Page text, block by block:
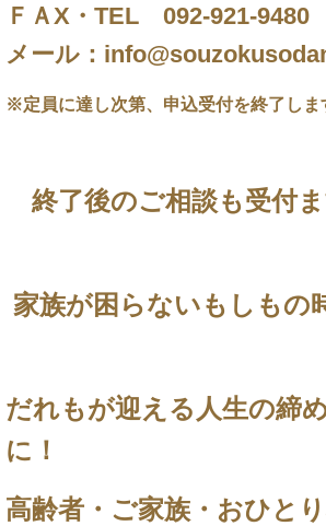
ＦＡX・TEL 092-921-9480
メール：
※定員に達し次第、申込受付を終了しま
終了後のご相談も受付ま
家族が困らないもしもの
だれもが迎える人生の締
に！
高齢者・ご家族・おひと